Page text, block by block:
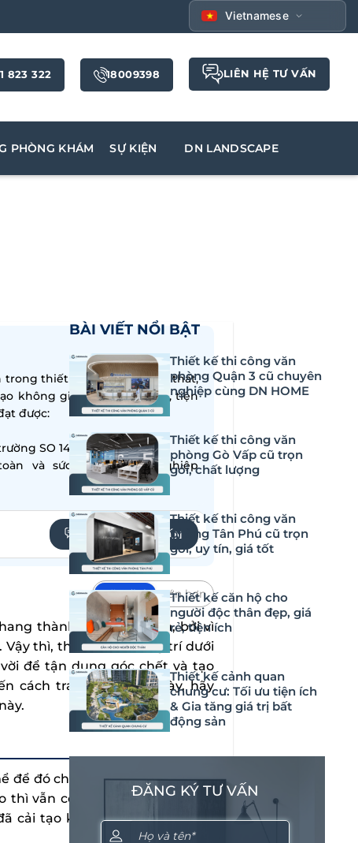
Vietnamese
823 322 18009398 LIÊN HỆ TƯ VẤN
PHÒNG KHÁM SỰ KIỆN DN LANDSCAPE
trong thiết kế – thi công nội thất,
không gian sống hiện đại, tiện
được:
SO 14001:2015
và sức khỏe nghề nghiệp
YÊU CẦU TƯ VẤN
Mặc định Lớn hơn
thành phòng vệ sinh, bởi vì
Vậy thì, thiết kế tủ trang trí dưới
để tận dụng góc chết và tạo
cách trang trí nhà ở này, hãy
để đó chứ không thể tận dụng
thì vẫn có thể tận dụng không
cải tạo khu vực này trở thành
BÀI VIẾT NỔI BẬT
Thiết kế thi công văn
phòng Quận 3 cũ chuyên
nghiệp cùng DN HOME
Thiết kế thi công văn
phòng Gò Vấp cũ trọn
gói, chất lượng
Thiết kế thi công văn
phòng Tân Phú cũ trọn
gói, uy tín, giá tốt
Thiết kế căn hộ cho
người độc thân đẹp, giá
rẻ, tiện ích
Thiết kế cảnh quan
chung cư: Tối ưu tiện ích
& Gia tăng giá trị bất
động sản
ĐĂNG KÝ TƯ VẤN